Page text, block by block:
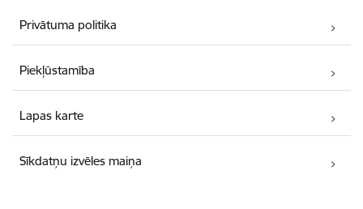
Privātuma politika
Piekļūstamība
Lapas karte
Sīkdatņu izvēles maiņa